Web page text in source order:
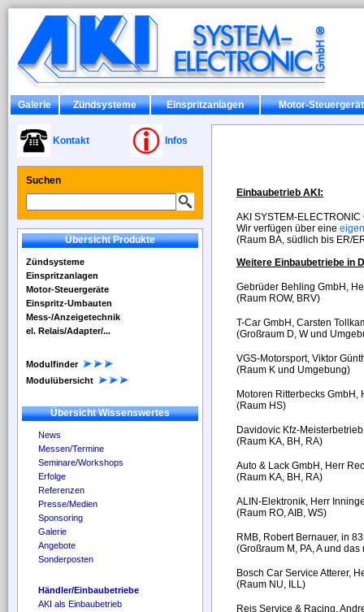
Galerie Zündsysteme Einspritzanlagen Motor-
Kontakt Infos
Suchen
Übersicht Produkte
Zündsysteme
Einspritzanlagen
Motor-Steuergeräte
Einspritz-Umbauten
Mess-/Anzeigetechnik
el. Relais/Adapter/...
Modulfinder
Modulübersicht
Übersicht Wissenswertes
News
Messen/Termine
Seminare/Workshops
Erfolge
Referenzen
Presse/Medien
Sponsoring
Galerie
Angebote
Sonderposten
Händler/Einbaubetriebe
AKI als Einbaubetrieb
Einbaubetrieb AKI:
AKI SYSTEM-
Wir verfügen über eine
(Raum BA, südlich bis ER/
Weitere Einbaubetriebe in
Gebrüder Behling GmbH,
(Raum ROW, BRV)
T-Car GmbH, Carsten
(Großraum D, W und
VGS-Motorsport, Viktor
(Raum K und Umgebung)
Motoren Ritterbecks
(Raum HS)
Davidovic Kfz-
(Raum KA, BH, RA)
Auto & Lack GmbH, Herr
(Raum KA, BH, RA)
ALIN-Elektronik, Herr
(Raum RO, AIB, WS)
RMB, Robert Bernauer, in
(Großraum M, PA, A und
Bosch Car Service Atterer,
(Raum NU, ILL)
Reis Service & Racing,